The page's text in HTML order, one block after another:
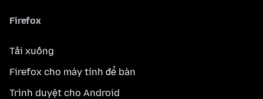
Firefox
Tải xuống
Firefox cho máy tính để bàn
Trình duyệt cho Android